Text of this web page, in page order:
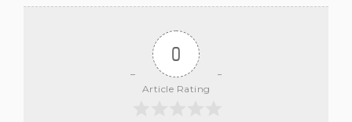
0
Article Rating